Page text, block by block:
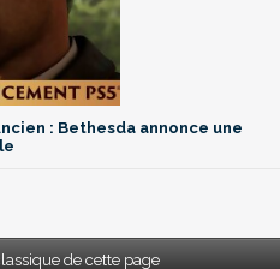
: Bethesda annonce une
de cette page